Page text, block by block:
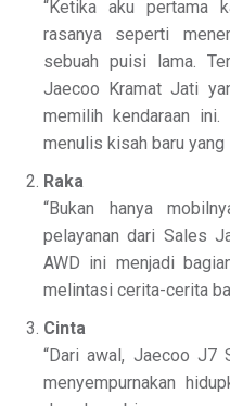
“Ketika aku pertama
rasanya seperti
sebuah puisi lama.
Jaecoo Kramat Jati
memilih kendaraan
menulis kisah baru yang
Raka
“Bukan hanya
pelayanan dari Sales
AWD ini menjadi
melintasi cerita-cerita
Cinta
“Dari awal, Jaecoo J7
menyempurnakan